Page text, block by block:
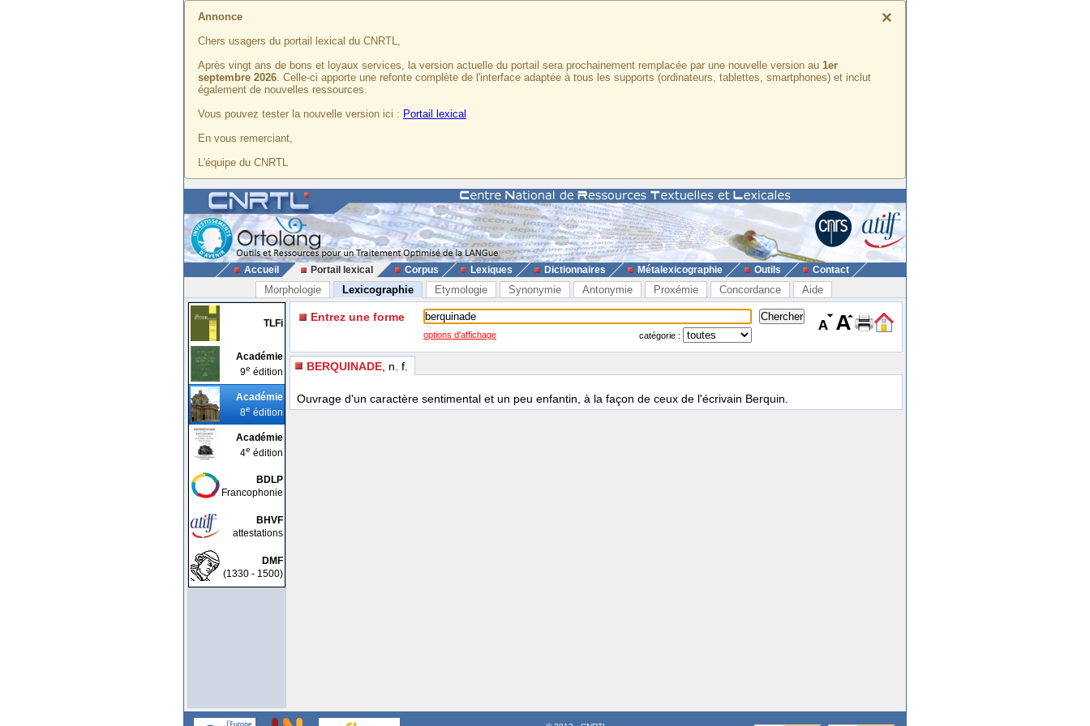
×
Annonce
Chers usagers du portail lexical du CNRTL,
Après vingt ans de bons et loyaux services, la version actuelle du portail sera prochainement remplacée par une nouvelle version au 1er
septembre 2026. Celle-ci apporte une refonte complète de l'interface adaptée à tous les supports (ordinateurs, tablettes, smartphones) et inclut
également de nouvelles ressources.
Vous pouvez tester la nouvelle version ici : Portail lexical
En vous remerciant,
L'équipe du CNRTL
Accueil Portail lexical Corpus Lexiques Dictionnaires Métalexicographie Outils Contact
Morphologie Lexicographie Etymologie Synonymie Antonymie Proxémie Concordance Aide
TLFi
Académie
9e édition
Académie
8e édition
Académie
4e édition
BDLP
Francophonie
BHVF
attestations
DMF
(1330 - 1500)
Entrez une forme
options d'affichage catégorie :
BERQUINADE , n. f.
Ouvrage d'un caractère sentimental et un peu enfantin, à la façon de ceux de l'écrivain Berquin.